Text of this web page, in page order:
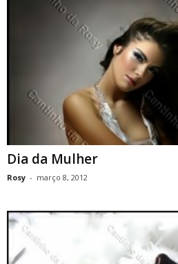
Dia da Mulher
Rosy - março 8, 2012